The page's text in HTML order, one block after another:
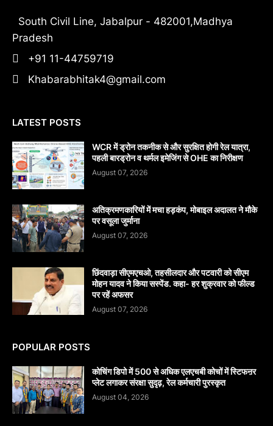
South Civil Line, Jabalpur - 482001,Madhya
Pradesh
+91 11-44759719
Khabarabhitak4@gmail.com
LATEST POSTS
WCR में ड्रोन तकनीक से और सुरक्षित होगी रेल यात्रा,
पहली बारड्रोन व थर्मल इमेजिंग से OHE का निरीक्षण
August 07, 2026
अतिक्रमणकारियों में मचा हड़कंप, मोबाइल अदालत ने मौके
पर वसूला जुर्माना
August 07, 2026
छिंदवाड़ा सीएमएचओ, तहसीलदार और पटवारी को सीएम
मोहन यादव ने किया सस्पेंड. कहा- हर शुक्रवार को फील्ड
पर रहें अफसर
August 07, 2026
POPULAR POSTS
कोचिंग डिपो में 500 से अधिक एलएचबी कोचों में स्टिफऩर
प्लेट लगाकर संरक्षा सुदृढ़, रेल कर्मचारी पुरस्कृत
August 04, 2026